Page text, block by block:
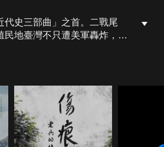
代史三部曲」之首。二戰尾
民地臺灣不只遭美軍轟炸，還
就連賴以維生的農田也將被
未爆彈剛好落在田中央，兄弟
天公的禮物」要找軍警領獎...